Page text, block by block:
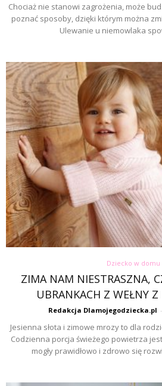
Chociaż nie stanowi zagrożenia, może
poznać sposoby, dzięki którym można
Ulewanie u niemowlaka
Dziecko w domu
ZIMA NAM NIESTRASZNA,
UBRANKACH Z WEŁNY
Redakcja Dlamojegodziecka.pl -
Jesienna słota i zimowe mrozy to dla
Codzienna porcja świeżego powietrza
mogły prawidłowo i zdrowo się